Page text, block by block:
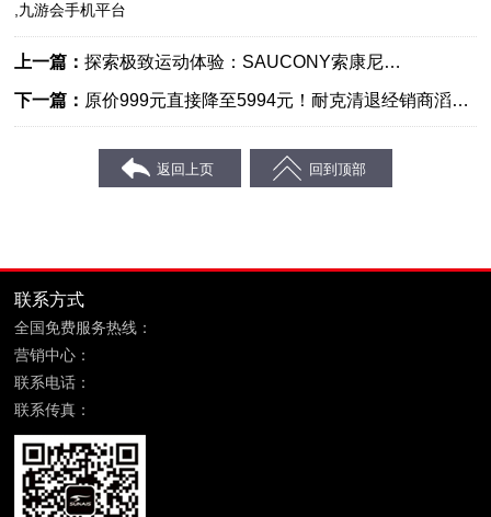
,九游会手机平台
上一篇：探索极致运动体验：SAUCONY索康尼
TRIUMPH24胜利24旗舰级缓震慢跑鞋
下一篇： 原价999元直接降至5994元！耐克清退经销商滔搏
打折促销耐克库存
联系方式
全国免费服务热线：
营销中心：
联系电话：
联系传真：